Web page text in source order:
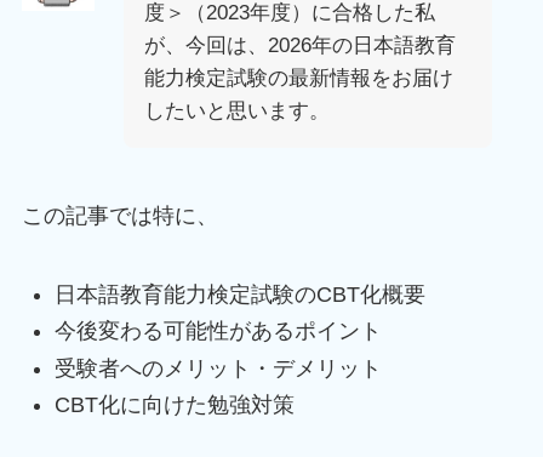
度＞（2023年度）に合格した私
が、今回は、2026年の日本語教育
能力検定試験の最新情報をお届け
したいと思います。
この記事では特に、
日本語教育能力検定試験のCBT化概要
今後変わる可能性があるポイント
受験者へのメリット・デメリット
CBT化に向けた勉強対策